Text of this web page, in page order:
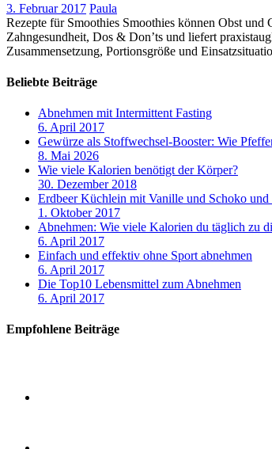
3. Februar 2017 Paula
Rezepte für Smoothies Smoothies können Obst
Zahngesundheit, Dos & Don’ts und liefert
Zusammensetzung, Portionsgröße und
Beliebte Beiträge
Abnehmen mit Intermittent Fasting
6. April 2017
Gewürze als Stoffwechsel-Booster: Wie
8. Mai 2026
Wie viele Kalorien benötigt der Körper?
30. Dezember 2018
Erdbeer Küchlein mit Vanille und Schoko und
1. Oktober 2017
Abnehmen: Wie viele Kalorien du täglich zu
6. April 2017
Einfach und effektiv ohne Sport abnehmen
6. April 2017
Die Top10 Lebensmittel zum Abnehmen
6. April 2017
Empfohlene Beiträge